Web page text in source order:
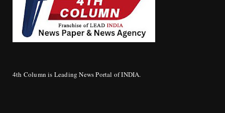
4th Column is Leading News Portal of INDIA.